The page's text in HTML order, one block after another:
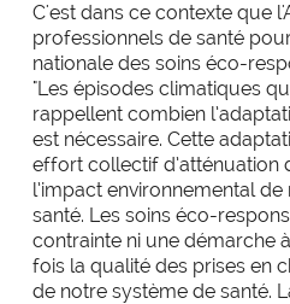
Hôpitaux de Proximité
expertise_soins_proximite
Imagerie
expertise_plateaux_medi_tech
Organisation du
expertise_orga_sejour_hospitalier
Parcours Chirurgicaux
expertise_parcours_chirurgicaux
Parcours de médecine
expertise_parcours_medicaux
Périnatalité
expertise_perinatalite
expertise_coop_territoriales_ght Plateforme
La plateforme recense
établissements pour
d'achats durables,
C'est dans ce contexte que
professionnels de santé
nationale des soins éco-
"Les épisodes climatiques
rappellent combien
est nécessaire. Cette
effort collectif d’atténuation
l’impact environnemental
santé. Les soins éco-
contrainte ni une démarche
fois la qualité des prises en
de notre système de santé.